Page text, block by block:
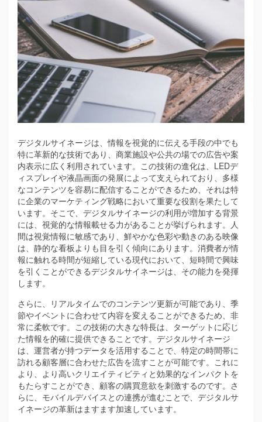
デジタルサイネージは、情報を視覚的に伝える手段の中でも
特に革新的な技術であり、商業施設や公共の場での広告や案
内表示に広く利用されています。 この技術の進化は、LEDデ
ィスプレイや液晶画面の発展によって支えられており、多様
なコンテンツを容易に配信することができるため、それは特
に企業のマーケティング戦略において重要な役割を果たして
います。そこで、デジタルサイネージの利用が増加する背景
には、視覚的な情報載せる力があることが挙げられます。人
間は視覚情報に敏感であり、鮮やかな色彩や動きのある映像
は、静的な看板よりも目を引く傾向にあります。消費者が情
報に触れる時間が短縮している現代において、短時間で興味
を引くことができるデジタルサイネージは、その能力を発揮
します。
さらに、リアルタイムでのコンテンツ更新が可能であり、季
節やイベントに合わせて内容を変えることができるため、非
常に柔軟です。この技術の大きな特長は、ターゲットに応じ
た情報を的確に提供できることです。デジタルサイネージ
は、運営者が持つデータを活用することで、特定の時間帯に
訪れる顧客層に合わせた広告を流すことが可能です。これに
より、より高いクリエイティビティと効果的なインパクトを
もたらすことができ、顧客の購買意欲を刺激するのです。さ
らに、モバイルデバイスとの連携が進むことで、デジタルサ
イネージの革新はますます加速しています。